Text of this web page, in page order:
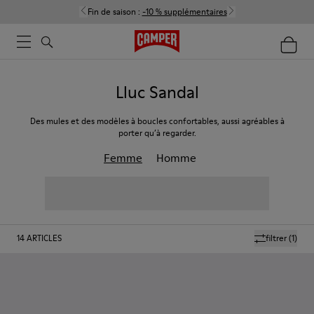
Fin de saison : -10 % supplémentaires
Lluc Sandal
Des mules et des modèles à boucles confortables, aussi agréables à
porter qu’à regarder.
Femme Homme
filtrer(1)
14ARTICLES